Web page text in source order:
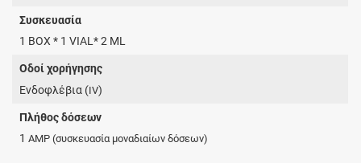
Συσκευασία
1 BOX * 1 VIAL* 2 ML
Οδοί χορήγησης
Ενδοφλέβια (IV)
Πλήθος δόσεων
1AMP (συσκευασία μοναδιαίων δόσεων)